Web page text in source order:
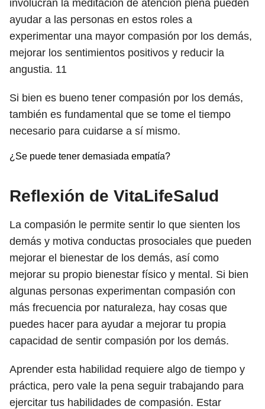
involucran la meditación de atención plena pueden
ayudar a las personas en estos roles a
experimentar una mayor compasión por los demás,
mejorar los sentimientos positivos y reducir la
angustia. 11
Si bien es bueno tener compasión por los demás,
también es fundamental que se tome el tiempo
necesario para cuidarse a sí mismo.
¿Se puede tener demasiada empatía?
Reflexión de VitaLifeSalud
La compasión le permite sentir lo que sienten los
demás y motiva conductas prosociales que pueden
mejorar el bienestar de los demás, así como
mejorar su propio bienestar físico y mental. Si bien
algunas personas experimentan compasión con
más frecuencia por naturaleza, hay cosas que
puedes hacer para ayudar a mejorar tu propia
capacidad de sentir compasión por los demás.
Aprender esta habilidad requiere algo de tiempo y
práctica, pero vale la pena seguir trabajando para
ejercitar tus habilidades de compasión. Estar